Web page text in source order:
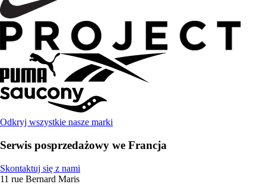
Odkryj wszystkie nasze marki
Serwis posprzedażowy we Francja
Skontaktuj się z nami
11 rue Bernard Maris